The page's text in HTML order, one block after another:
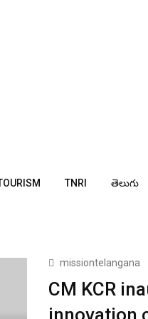
TNRI తెలుగు
missiontelangana
CM KCR
innovation